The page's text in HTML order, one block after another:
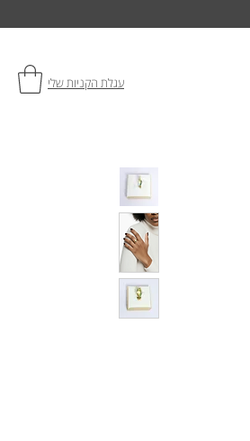
עגלת הקניות שלי